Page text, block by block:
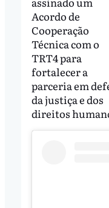
Acordo de
Cooperação
Técnica com o
TRT4 para
fortalecer a
parceria em
da justiça e dos
direitos